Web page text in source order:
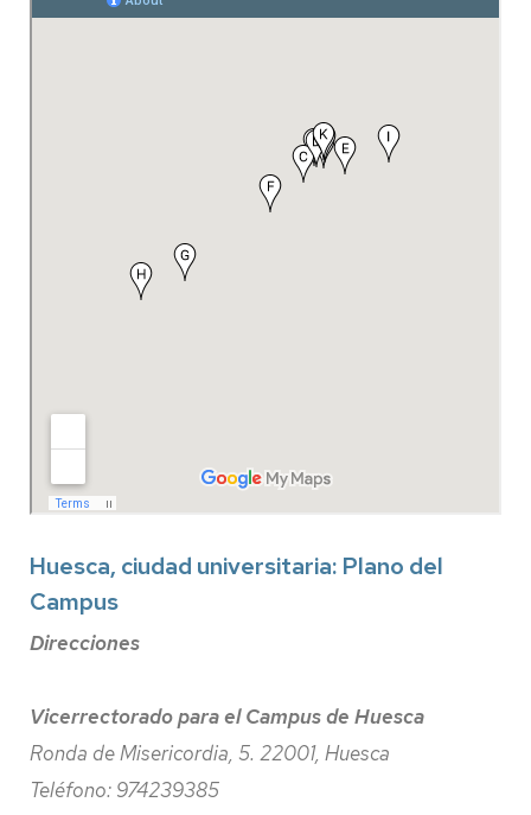
Huesca, ciudad universitaria: Plano del
Campus
Direcciones
Vicerrectorado para el Campus de Huesca
Ronda de Misericordia, 5. 22001, Huesca
Teléfono: 974239385